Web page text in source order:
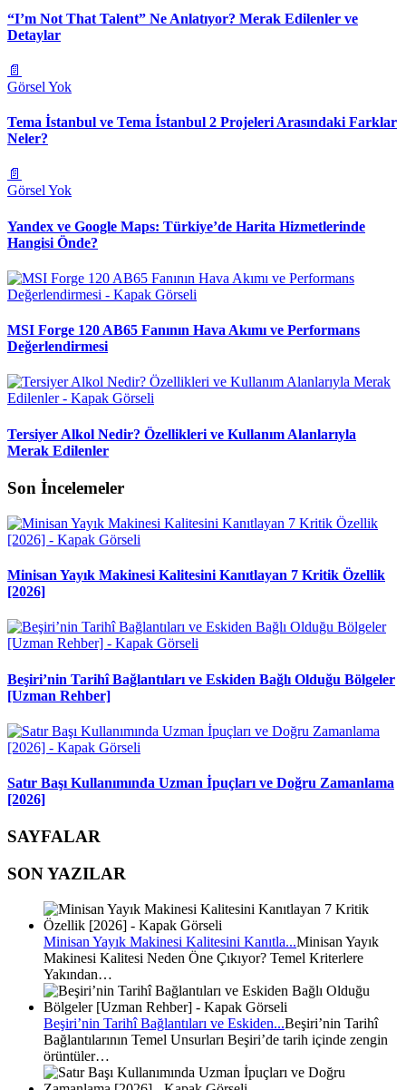
“I’m Not That Talent” Ne Anlatıyor? Merak Edilenler ve
Detaylar
📄
Görsel Yok
Tema İstanbul ve Tema İstanbul 2 Projeleri Arasındaki Farklar
Neler?
📄
Görsel Yok
Yandex ve Google Maps: Türkiye’de Harita Hizmetlerinde
Hangisi Önde?
MSI Forge 120 AB65 Fanının Hava Akımı ve Performans
Değerlendirmesi
Tersiyer Alkol Nedir? Özellikleri ve Kullanım Alanlarıyla
Merak Edilenler
Son İncelemeler
Minisan Yayık Makinesi Kalitesini Kanıtlayan 7 Kritik Özellik
[2026]
Beşiri’nin Tarihî Bağlantıları ve Eskiden Bağlı Olduğu Bölgeler
[Uzman Rehber]
Satır Başı Kullanımında Uzman İpuçları ve Doğru Zamanlama
[2026]
SAYFALAR
SON YAZILAR
Minisan Yayık Makinesi Kalitesini Kanıtla...Minisan Yayık
Makinesi Kalitesi Neden Öne Çıkıyor? Temel Kriterlere
Yakından…
Beşiri’nin Tarihî Bağlantıları ve Eskiden...Beşiri’nin Tarihî
Bağlantılarının Temel Unsurları Beşiri’de tarih içinde zengin
örüntüler…